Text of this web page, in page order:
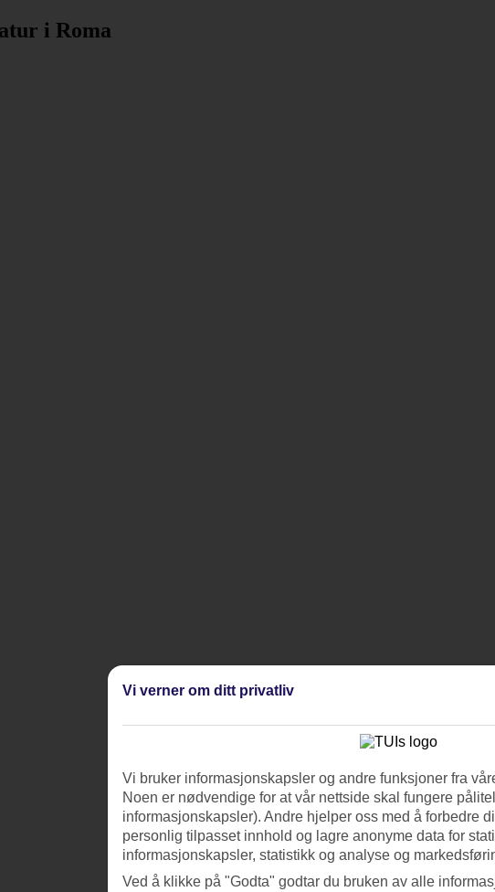
i Roma
Vi verner om ditt privatliv
Vi bruker informasjonskapsler og andre funksjoner fra
Noen er nødvendige for at vår nettside skal fungere
informasjonskapsler). Andre hjelper oss med å forbedre
personlig tilpasset innhold og lagre anonyme data for
informasjonskapsler, statistikk og analyse og
Ved å klikke på "Godta" godtar du bruken av alle